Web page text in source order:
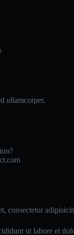
ullamcorper.
consectetur
ut labore et